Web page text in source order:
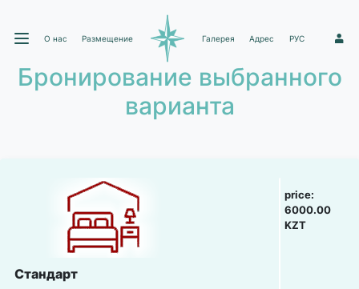
О нас Размещение Галерея Адрес РУС 1
Бронирование выбранного
варианта
Стандарт
price:
6000.00
KZT